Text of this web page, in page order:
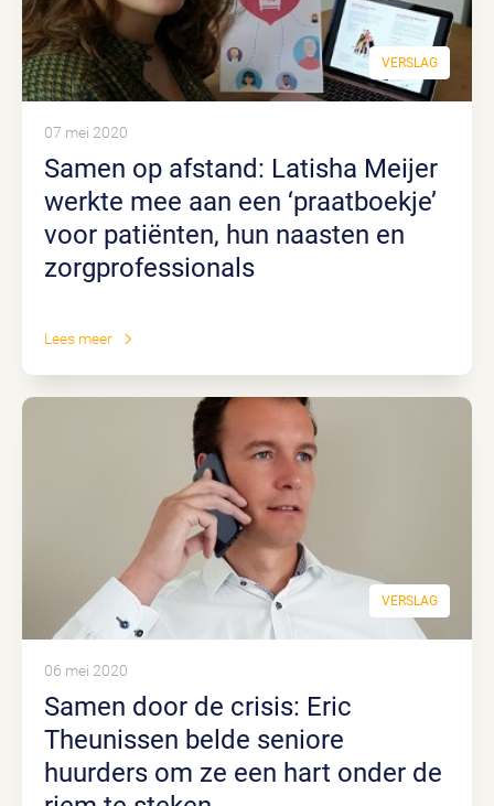
VERSLAG
Samen op afstand: Latisha Meijer
werkte mee aan een ‘praatboekje’
voor patiënten, hun naasten en
zorgprofessionals
07 mei 2020
Lees meer
VERSLAG
Samen door de crisis: Eric
Theunissen belde seniore
huurders om ze een hart onder de
06 mei 2020